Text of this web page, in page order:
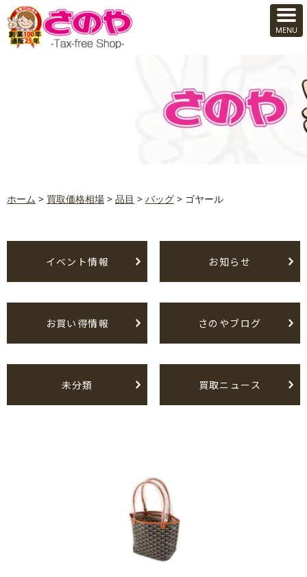
ホーム > 買取価格相場 > 品目 > バッグ > ゴヤール
イベント情報 お知らせ
お買い得情報 さのやブログ
未分類 買取ニュース